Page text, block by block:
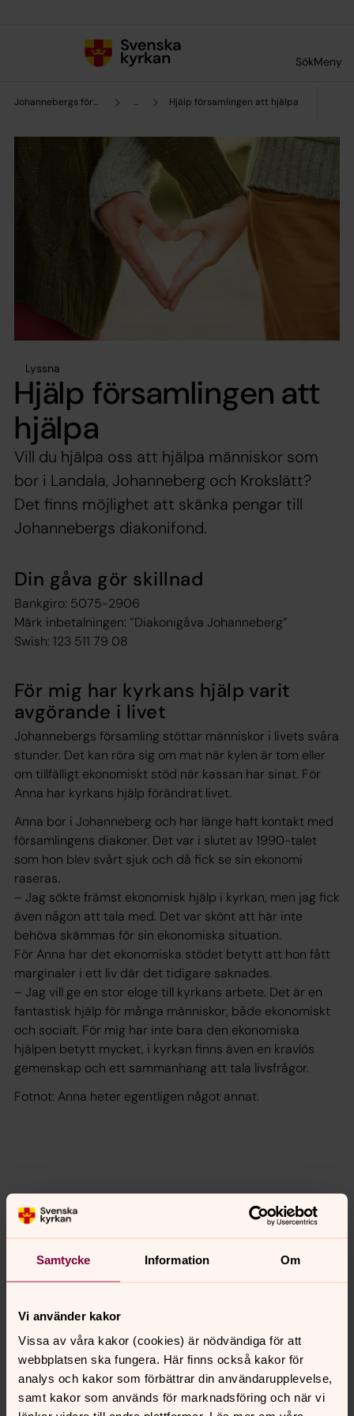
Samtycke Information Om
Vi använder kakor
Vissa av våra kakor (cookies) är nödvändiga för att
webbplatsen ska fungera. Här finns också kakor för
analys och kakor som förbättrar din användarupplevelse,
samt kakor som används för marknadsföring och när vi
SökMeny
Johannebergs församling ... Hjälp församlingen att hjälpa
Lyssna
Hjälp församlingen att
hjälpa
Vill du hjälpa oss att hjälpa människor som
bor i Landala, Johanneberg och Krokslätt?
Det finns möjlighet att skänka pengar till
Johannebergs diakonifond.
Din gåva gör skillnad
Bankgiro: 5075-2906
Märk inbetalningen: ”Diakonigåva Johanneberg”
Swish: 123 511 79 08
För mig har kyrkans hjälp varit
avgörande i livet
Johannebergs församling stöttar människor i livets svåra
stunder. Det kan röra sig om mat när kylen är tom eller
om tillfälligt ekonomiskt stöd när kassan har sinat. För
Anna har kyrkans hjälp förändrat livet.
Anna bor i Johanneberg och har länge haft kontakt med
församlingens diakoner. Det var i slutet av 1990-talet
som hon blev svårt sjuk och då fick se sin ekonomi
raseras.
– Jag sökte främst ekonomisk hjälp i kyrkan, men jag fick
även någon att tala med. Det var skönt att här inte
behöva skämmas för sin ekonomiska situation.
För Anna har det ekonomiska stödet betytt att hon fått
marginaler i ett liv där det tidigare saknades.
– Jag vill ge en stor eloge till kyrkans arbete. Det är en
fantastisk hjälp för många människor, både ekonomiskt
och socialt. För mig har inte bara den ekonomiska
hjälpen betytt mycket, i kyrkan finns även en kravlös
gemenskap och ett sammanhang att tala livsfrågor.
Fotnot: Anna heter egentligen något annat.